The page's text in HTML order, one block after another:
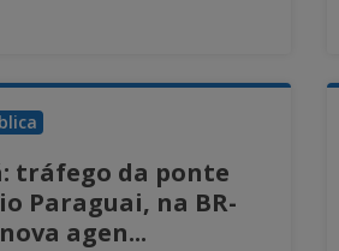
tráfego da ponte
Paraguai, na BR-
agen...